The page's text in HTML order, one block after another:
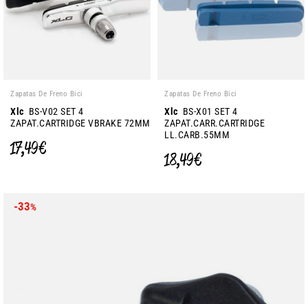
Zapatas De Freno Bici
Xlc BS-V02 SET 4
ZAPAT.CARTRIDGE VBRAKE 72MM
17,49 €
Zapatas De Freno Bici
Xlc BS-X01 SET 4
ZAPAT.CARR.CARTRIDGE
LL.CARB.55MM
18,49 €
-33%